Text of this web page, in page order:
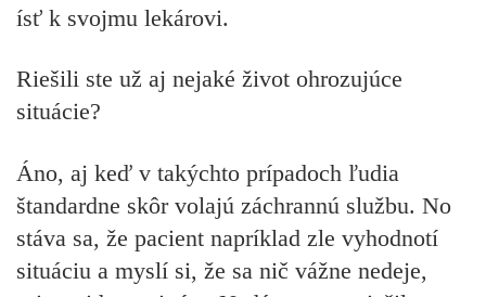
ísť k svojmu lekárovi.
Riešili ste už aj nejaké život ohrozujúce
situácie?
Áno, aj keď v takýchto prípadoch ľudia
štandardne skôr volajú záchrannú službu. No
stáva sa, že pacient napríklad zle vyhodnotí
situáciu a myslí si, že sa nič vážne nedeje,